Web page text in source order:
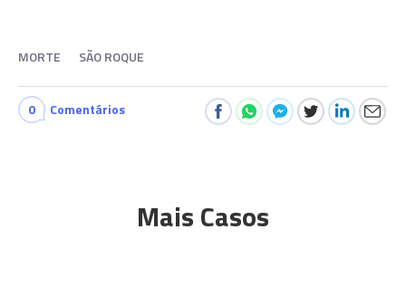
MORTE SÃO ROQUE
0 Comentários
Mais Casos